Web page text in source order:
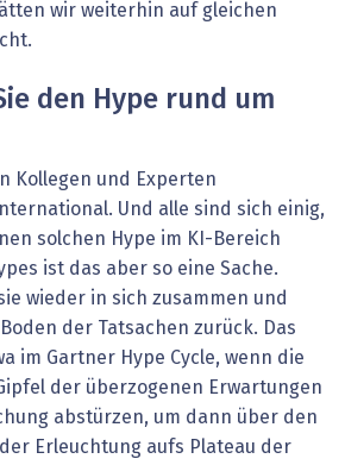
wir weiterhin auf gleichen
den Hype rund um
Kollegen und Experten
Und alle sind sich einig,
solchen Hype im KI-Bereich
ist das aber so eine Sache.
wieder in sich zusammen und
der Tatsachen zurück. Das
im Gartner Hype Cycle, wenn die
der überzogenen Erwartungen
abstürzen, um dann über den
Erleuchtung aufs Plateau der